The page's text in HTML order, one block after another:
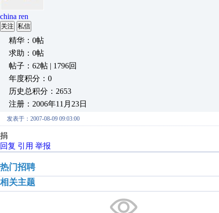
china ren
关注 私信
精华：0帖
求助：0帖
帖子：62帖 | 1796回
年度积分：0
历史总积分：2653
注册：2006年11月23日
发表于：2007-08-09 09:03:00
捐
回复 引用 举报
热门招聘
相关主题